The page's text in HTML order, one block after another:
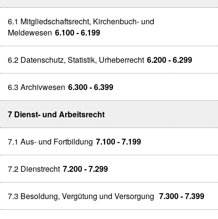
6.1 Mitgliedschaftsrecht, Kirchenbuch- und
Meldewesen 6.100 - 6.199
6.2 Datenschutz, Statistik, Urheberrecht 6.200 - 6.299
6.3 Archivwesen 6.300 - 6.399
7 Dienst- und Arbeitsrecht
7.1 Aus- und Fortbildung 7.100 - 7.199
7.2 Dienstrecht 7.200 - 7.299
7.3 Besoldung, Vergütung und Versorgung 7.300 - 7.399